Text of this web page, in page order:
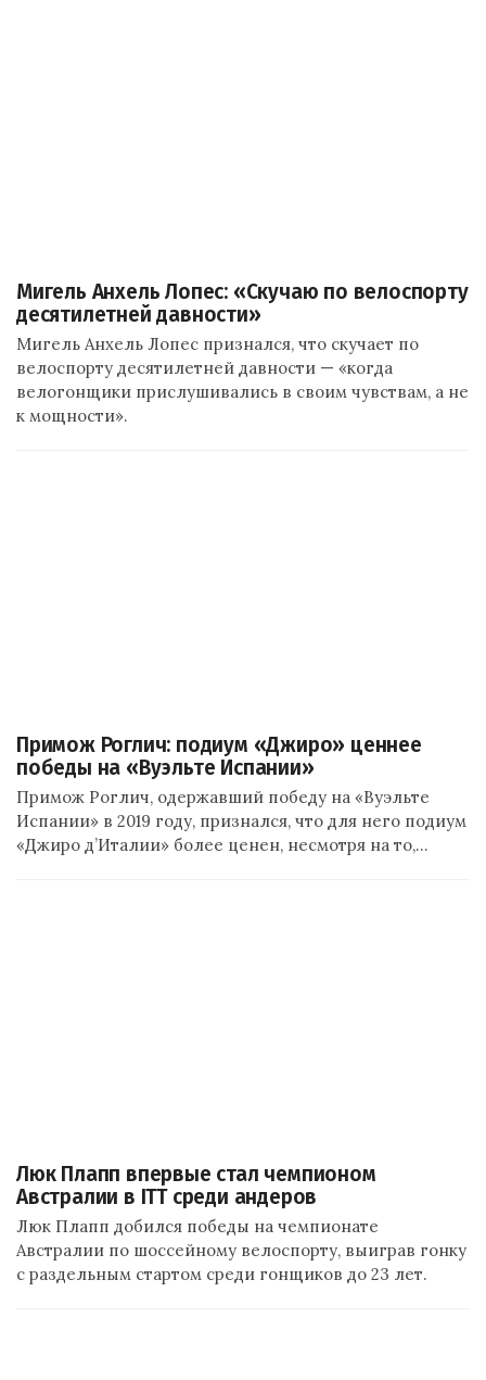
Мигель Анхель Лопес: «Скучаю по велоспорту
десятилетней давности»
Мигель Анхель Лопес признался, что скучает по
велоспорту десятилетней давности — «когда
велогонщики прислушивались в своим чувствам, а не
к мощности».
Примож Роглич: подиум «Джиро» ценнее
победы на «Вуэльте Испании»
Примож Роглич, одержавший победу на «Вуэльте
Испании» в 2019 году, признался, что для него подиум
«Джиро д’Италии» более ценен, несмотря на то,…
Люк Плапп впервые стал чемпионом
Австралии в ITT среди андеров
Люк Плапп добился победы на чемпионате
Австралии по шоссейному велоспорту, выиграв гонку
с раздельным стартом среди гонщиков до 23 лет.